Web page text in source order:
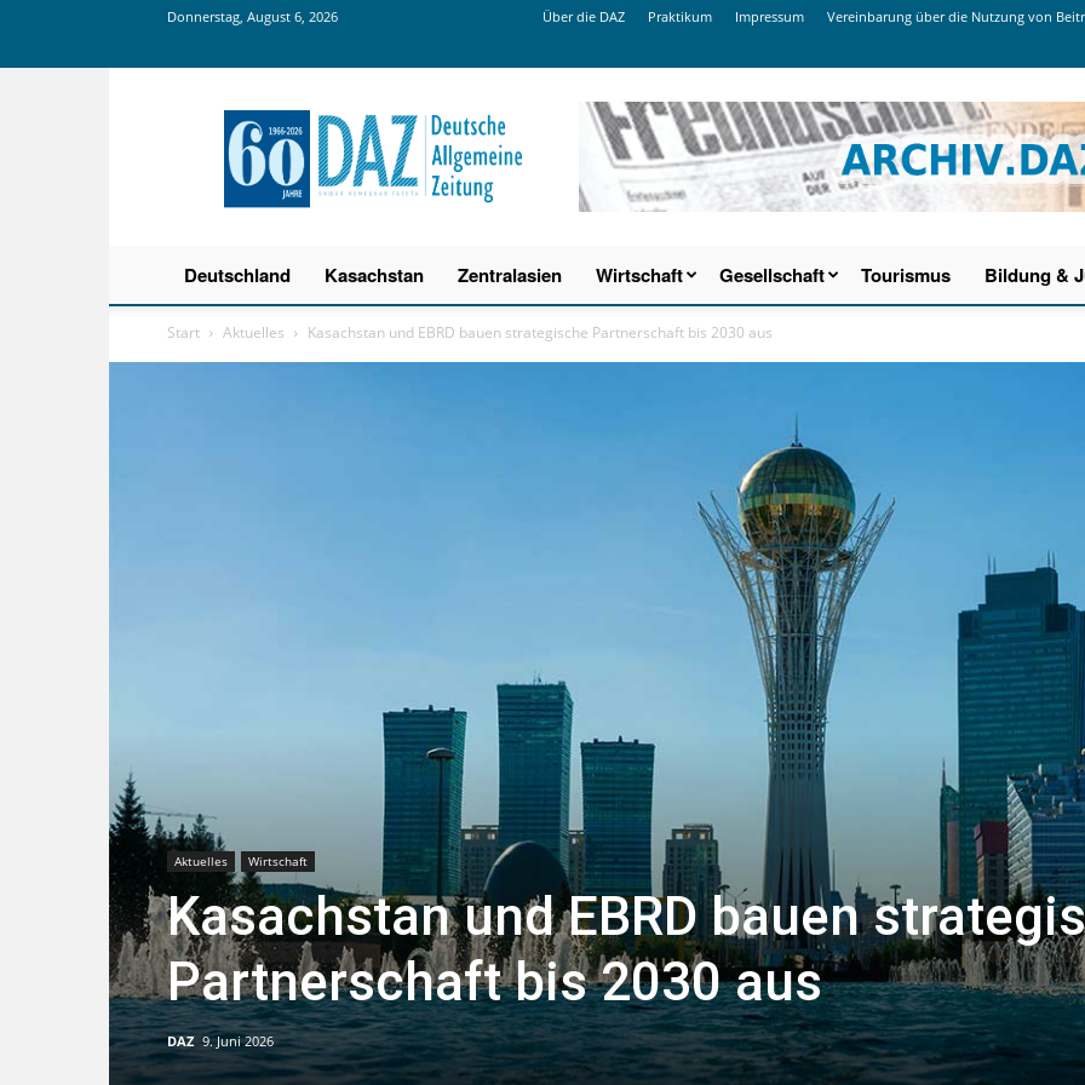
Donnerstag, August 6, 2026 Über die DAZ Praktikum Impressum Vereinbarung über die Nutzung von
Deutsche
Allgemeine
Zeitung
Deutschland Kasachstan Zentralasien Wirtschaft Gesellschaft Tourismus Bildung &
Start Aktuelles Kasachstan und EBRD bauen strategische Partnerschaft bis 2030 aus
Aktuelles Wirtschaft
Kasachstan und EBRD bauen
Partnerschaft bis 2030 aus
DAZ 9. Juni 2026